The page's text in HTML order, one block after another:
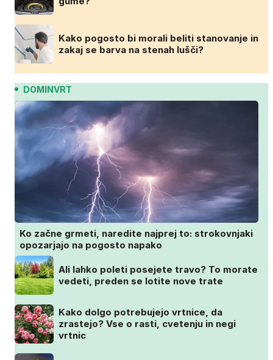
Kako pogosto bi morali beliti stanovanje in
zakaj se barva na stenah lušči?
DOMINVRT
Ko začne grmeti, naredite najprej to: strokovnjaki
opozarjajo na pogosto napako
Ali lahko poleti posejete travo? To morate
vedeti, preden se lotite nove trate
Kako dolgo potrebujejo vrtnice, da
zrastejo? Vse o rasti, cvetenju in negi
vrtnic